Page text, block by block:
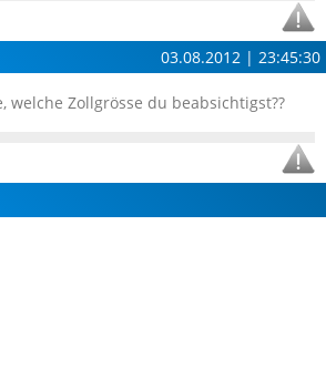
03.08.2012 | 23:45:30
welche Zollgrösse du beabsichtigst??